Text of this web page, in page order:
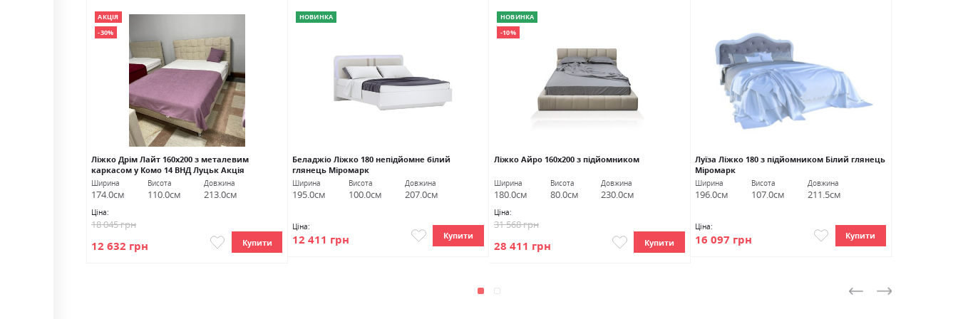
АКЦІЯ
-30%
Ліжко Дрім Лайт 160х200 з металевим
каркасом у Комо 14 ВНД Луцьк Акція
Ширина
174.0см
Висота
110.0см
Довжина
213.0см
Ціна:
12 632 грн
18 045 грн
Купити
НОВИНКА
Беладжіо Ліжко 180 непідйомне білий
глянець Міромарк
Ширина
195.0см
Висота
100.0см
Довжина
207.0см
Ціна:
12 411 грн Купити
НОВИНКА
-10%
Ліжко Айро 160х200 з підйомником
Ширина
180.0см
Висота
80.0см
Довжина
230.0см
Ціна:
28 411 грн
31 568 грн
Купити
Луїза Ліжко 180 з підйомником Білий глянець
Міромарк
Ширина
196.0см
Висота
107.0см
Довжина
211.5см
Ціна:
16 097 грн Купити